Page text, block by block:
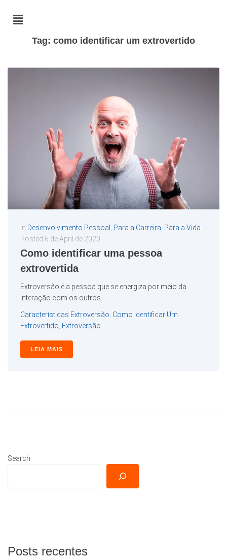
Tag: como identificar um extrovertido
In Desenvolvimento Pessoal Para a Carreira Para a Vida
Posted 6 de April de 2020
Como identificar uma pessoa
extrovertida
Extroversão é a pessoa que se energiza por meio da
interação com os outros.
Características Extroversão Como Identificar Um
Extrovertido Extroversão
LEIA MAIS
Search
Posts recentes